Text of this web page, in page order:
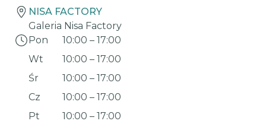
NISA FACTORY
Galeria Nisa Factory
Pon
10:00 – 17:00
Wt
10:00 – 17:00
Śr
10:00 – 17:00
Cz
10:00 – 17:00
Pt
10:00 – 17:00